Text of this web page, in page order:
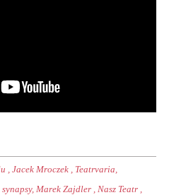
, Jacek Mroczek , Teatrvaria,
Marek Zajdler , Nasz Teatr ,